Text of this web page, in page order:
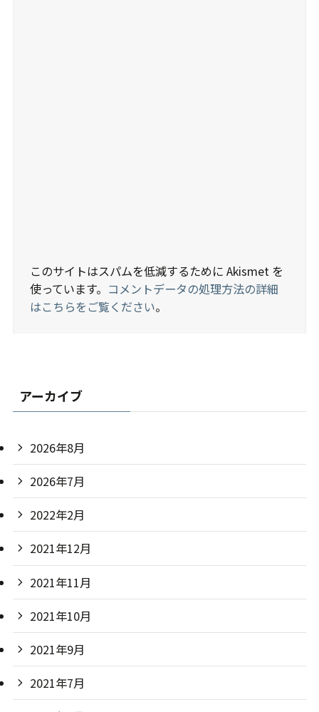
このサイトはスパムを低減するために Akismet を
使っています。 コメントデータの処理方法の詳細
はこちらをご覧ください。
アーカイブ
2026年8月
2026年7月
2022年2月
2021年12月
2021年11月
2021年10月
2021年9月
2021年7月